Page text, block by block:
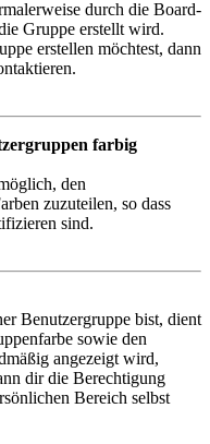
durch die Board-
Gruppe erstellt wird.
erstellen möchtest, dann
farbig
den
zuzuteilen, so dass
sind.
Benutzergruppe bist, dient
sowie den
angezeigt wird,
dir die Berechtigung
Bereich selbst